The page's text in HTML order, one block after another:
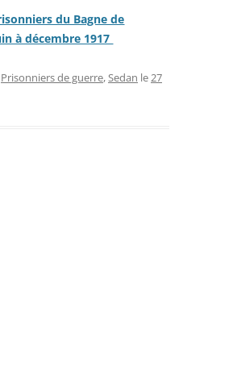
du Bagne de
à décembre 1917
Prisonniers de guerre,Sedan le27